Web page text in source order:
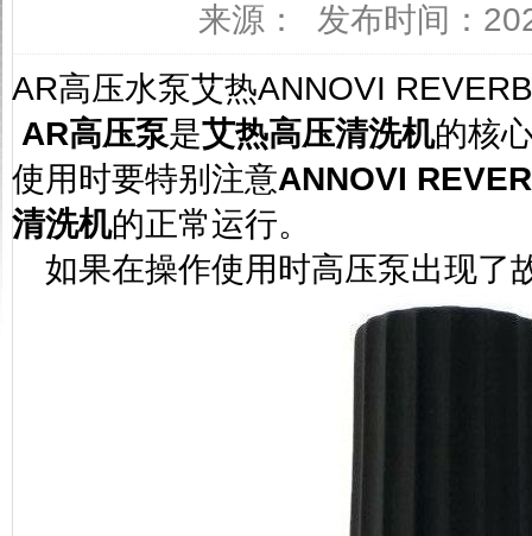
来源： 发布时间：
AR高压水泵艾热ANNOVI
AR高压泵是艾热高压清洗机的核
使用时要特别注意ANNOVI
清洗机的正常运行。
如果在操作使用时高压泵出现了